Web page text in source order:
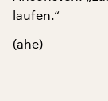
laufen.“
(ahe)